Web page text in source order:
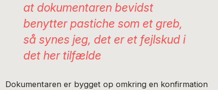
at dokumentaren bevidst
benytter pastiche som et greb,
så synes jeg, det er et fejlskud i
det her tilfælde
Dokumentaren er bygget op omkring en konfirmation